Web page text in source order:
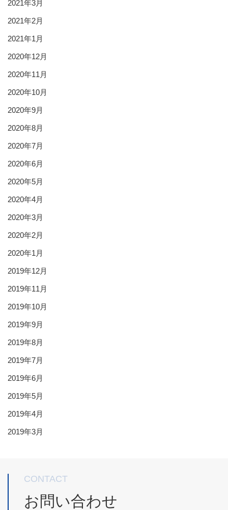
2021年3月
2021年2月
2021年1月
2020年12月
2020年11月
2020年10月
2020年9月
2020年8月
2020年7月
2020年6月
2020年5月
2020年4月
2020年3月
2020年2月
2020年1月
2019年12月
2019年11月
2019年10月
2019年9月
2019年8月
2019年7月
2019年6月
2019年5月
2019年4月
2019年3月
CONTACT
お問い合わせ